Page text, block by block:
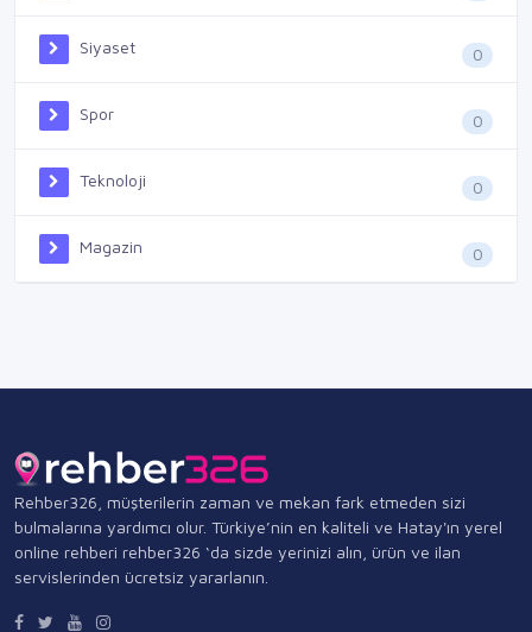
Siyaset 0
Spor 0
Teknoloji 0
Magazin 0
Rehber326, müşterilerin zaman ve mekan fark etmeden sizi
bulmalarına yardımcı olur. Türkiye’nin en kaliteli ve Hatay'ın yerel
online rehberi rehber326 ‘da sizde yerinizi alın, ürün ve ilan
servislerinden ücretsiz yararlanın.